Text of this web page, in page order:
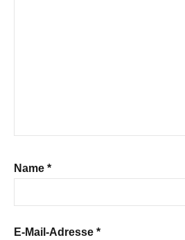
Name *
E-Mail-Adresse *